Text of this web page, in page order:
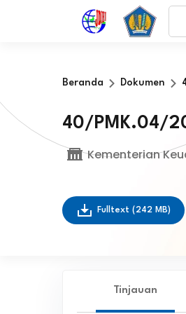
Beranda Dokumen
40/PMK.04/
Kementerian
Fulltext (242 MB)
Tinjauan